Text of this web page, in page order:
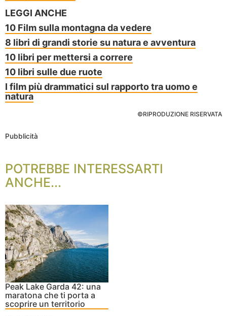
LEGGI ANCHE
10 Film sulla montagna da vedere
8 libri di grandi storie su natura e avventura
10 libri per mettersi a correre
10 libri sulle due ruote
I film più drammatici sul rapporto tra uomo e
natura
©RIPRODUZIONE RISERVATA
Pubblicità
POTREBBE INTERESSARTI
ANCHE...
Peak Lake Garda 42: una
maratona che ti porta a
scoprire un territorio